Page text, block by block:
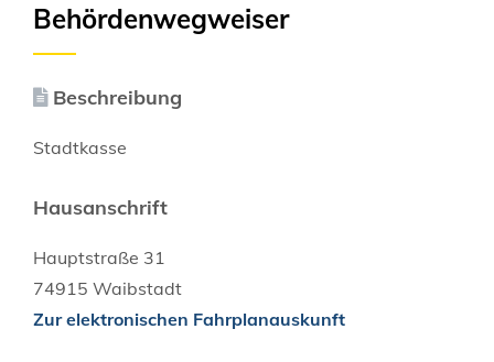
Behördenwegweiser
Beschreibung
Stadtkasse
Hausanschrift
Hauptstraße 31
74915 Waibstadt
Zur elektronischen Fahrplanauskunft